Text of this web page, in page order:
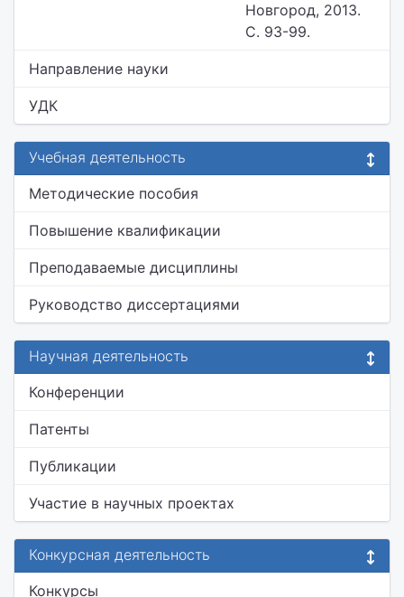
Новгород, 2013.
С. 93-99.
Направление науки
УДК
Учебная деятельность
Методические пособия
Повышение квалификации
Преподаваемые дисциплины
Руководство диссертациями
Научная деятельность
Конференции
Патенты
Публикации
Участие в научных проектах
Конкурсная деятельность
Конкурсы